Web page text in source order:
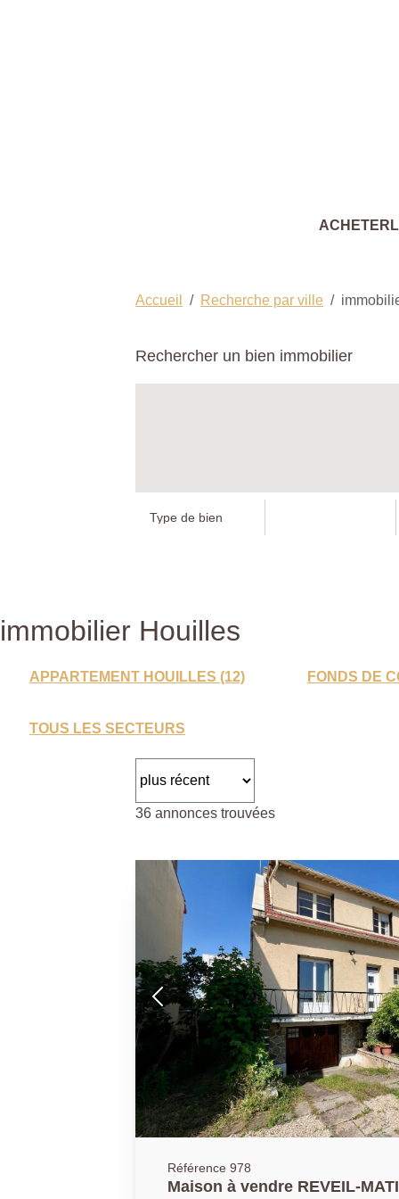
ACHETER
Accueil Recherche par ville
Rechercher un bien immobilier
immobilier Houilles
APPARTEMENT HOUILLES (12) FONDS DE
TOUS LES SECTEURS
36 annonces trouvées
Référence 978
Maison à vendre REVEIL-